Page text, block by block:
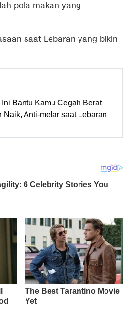
pola makan yang
saat Lebaran yang bikin
Ini Bantu Kamu Cegah Berat
Naik, Anti-melar saat Lebaran